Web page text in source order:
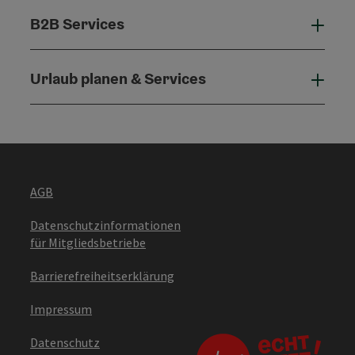
B2B Services
Urlaub planen & Services
AGB
Datenschutzinformationen
für Mitgliedsbetriebe
Barrierefreiheitserklärung
Impressum
Datenschutz